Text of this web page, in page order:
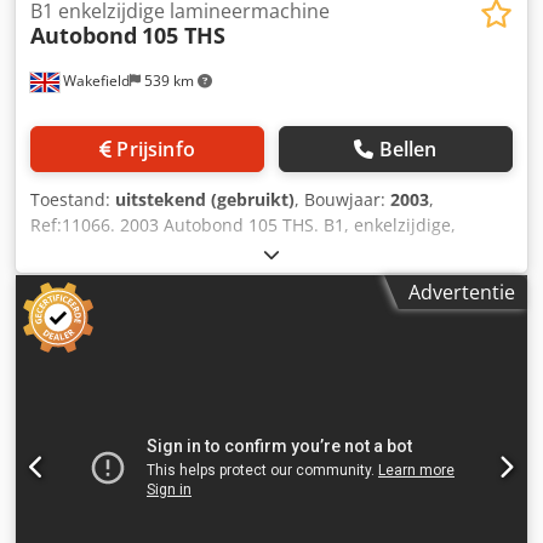
Wakefield 539 km
B1 enkelzijdige lamineermachine
Autobond 105 THS
Prijsinfo Bellen
Toestand: uitstekend (gebruikt), Bouwjaar: 2003,
Ref:11066. 2003 Autobond 105 THS. B1, enkelzijdige,
volledig automatische thermische lamineermachine.
Uitstekende staat, minder dan 1.5 miljoen vellen gelopen!
Uitgerust met: - Heidelberg diepstapel aanzuig-
inlegapparaat met achterafscheiding - 250 mm (10”)
diameter hoogglans verchroomde lamineerrol -
voor nauwkeurige filmspanning - Zwitserse
temperatuurregelunit - Snij-inrichting – geïntegreerde
bumperrol-separator met antikroegstang -
Advertentie